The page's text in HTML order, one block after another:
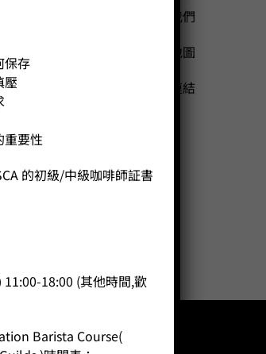
）
坊
聯絡我們
網站地圖
友站連結
保存
壓
重要性
的初級/中級咖啡師証書
18:00 (其他時間,歡
Barista Course(